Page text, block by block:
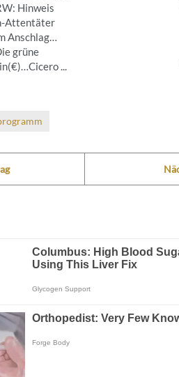
Hinweis
Attentäter
Anschlag…
grüne
...